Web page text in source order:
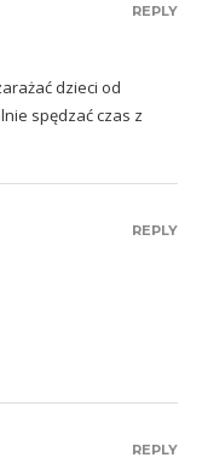
dzieci od
spędzać czas z
REPLY
REPLY
REPLY